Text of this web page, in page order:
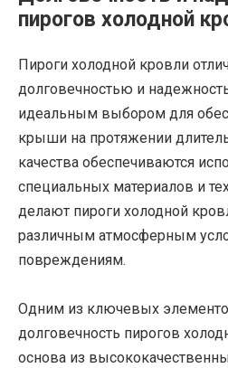
пирогов холодной
Пироги холодной кровли
долговечностью и
идеальным выбором для
крыши на протяжении
качества обеспечиваются
специальных материалов и
делают пироги холодной
различным атмосферным
повреждениям.
Одним из ключевых
долговечность пирогов
основа из